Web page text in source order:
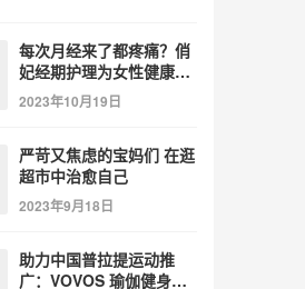
每次月经来了都疼痛？俏
妃经期护理为女性健康护
航
2023年10月19日
严苛又焦虑的宝妈们 在逛
超市中治愈自己
2023年9月18日
助力中国普拉提运动推
广：VOVOS 瑜伽健身服